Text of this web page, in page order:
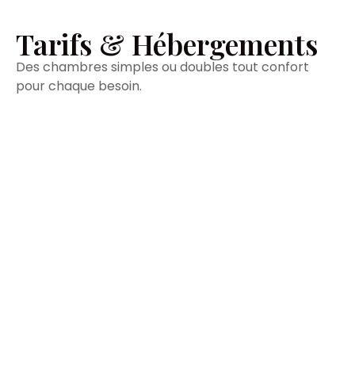
Tarifs & Hébergements
Des chambres simples ou doubles tout confort
pour chaque besoin.